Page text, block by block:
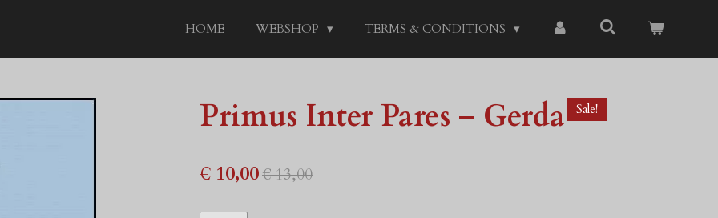
HOME WEBSHOP TERMS & CONDITIONS
Primus Inter Pares – Gerda Sale!
€ 10,00€ 13,00